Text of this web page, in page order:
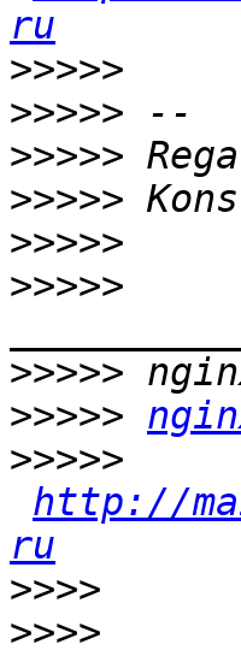
ru
>>>>>
>>>>>
>>>>>
>>>>>
>>>>>
>>>>>
>>>>>
>>>>>
>>>>>
http://
ru
>>>>
>>>>